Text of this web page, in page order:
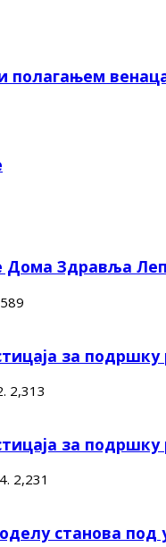
полагањем
Здравља
за подршку
2,313
за подршку
2,231
станова